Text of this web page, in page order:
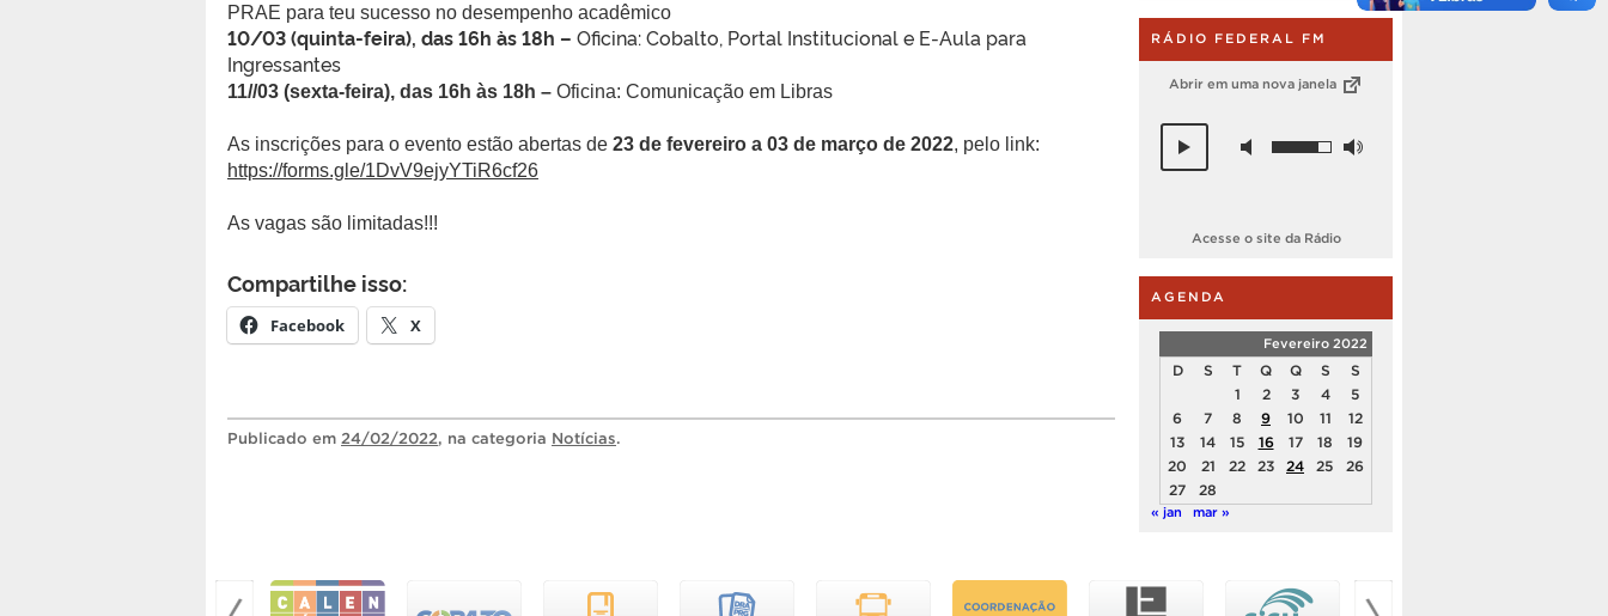
PRAE para teu sucesso no desempenho acadêmico
10/03 (quinta-feira), das 16h às 18h – Oficina: Cobalto, Portal Institucional e E-Aula para
Ingressantes
11//03 (sexta-feira), das 16h às 18h – Oficina: Comunicação em Libras
As inscrições para o evento estão abertas de 23 de fevereiro a 03 de março de 2022, pelo link:
https://forms.gle/1DvV9ejyYTiR6cf26
As vagas são limitadas!!!
Compartilhe isso:
Facebook X
Publicado em 24/02/2022, na categoria Notícias.
RÁDIO FEDERAL FM
Abrir em uma nova janela
Acesse o site da Rádio
AGENDA
Fevereiro 2022
D S T Q Q S
S
1
2 3 4
5
6
7 8 9 10 11
12
13
14 15 16 17 18
19
20
21 22 23 24 25
26
27
28
« jan mar »